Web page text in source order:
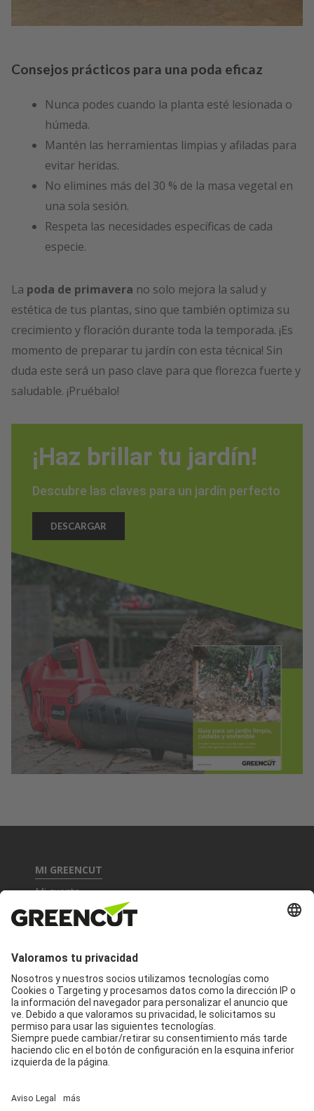
Consejos prácticos para una poda eficaz
Nunca podes cuando la planta esté lesionada o
húmeda.
Mantén las herramientas limpias y afiladas para
evitar heridas.
No elimines más del 30 % de la masa vegetal en
una sola sesión.
Respeta las necesidades específicas de cada
especie.
La poda de primavera no solo mejora la salud y
estética de tus plantas, sino que también optimiza su
crecimiento y floración durante toda la temporada. ¡Es
momento de preparar tu jardín con esta técnica! Sin
duda este será un paso clave para que florezca fuerte y
saludable. ¡Pruébalo!
¡Haz brillar tu jardín!
Descubre las claves para un jardín perfecto
DESCARGAR
MI GREENCUT
Mi cuenta
Asistencia técnica
Garantía y devoluciones
Productos
Accesorios y recambios
CONTACTA CON NOSOTROS
Contacto
Síguenos: